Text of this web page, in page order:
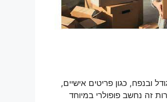
ובנפח, כגון פריטים אישיים,
זה נחשב פופולרי במיוחד